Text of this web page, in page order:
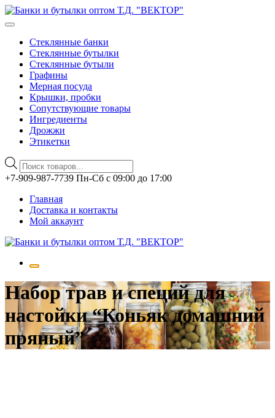
Стеклянные банки
Стеклянные бутылки
Стеклянные бутыли
Графины
Мерная посуда
Крышки, пробки
Сопутствующие товары
Ингредиенты
Дрожжи
Этикетки
Поиск
товаров
Перейти
содержимому
+7-909-987-7739 Пн-Сб с 09:00 до 17:00
Главная
Доставка и контакты
Мой аккаунт
Набор трав и специй для
настойки “Коньяк домашний
пряный”